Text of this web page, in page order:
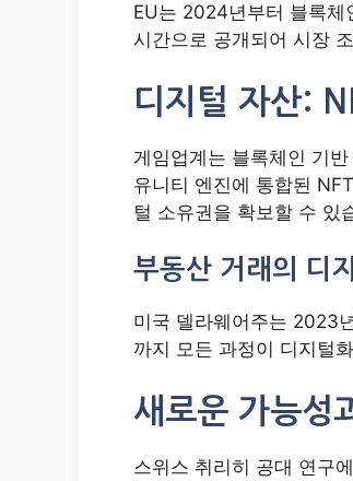
EU는 2024년부터 블록체
시간으로 공개되어 시장
디지털 자산:
게임업계는 블록체인 기
유니티 엔진에 통합된
털 소유권을 확보할 수 있
부동산 거래의 디
미국 델라웨어주는 2023
까지 모든 과정이 디지털
새로운 가능성
스위스 취리히 공대 연구